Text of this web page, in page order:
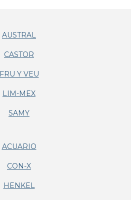
AUSTRAL
CASTOR
FRU Y VEU
LIM-MEX
SAMY
ACUARIO
CON-X
HENKEL